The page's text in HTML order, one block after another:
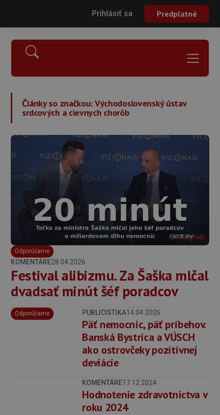
Prihlásiť sa Predplatné
Články so značkou:Východoslovenský ústav
srdcových a cievnych chorôb
Odporúčame
KOMENTÁRE28.04.2026
Festival alibizmu. Za Šaška mlčal
dvadsať minút šéf poradcov
Odporúčame PUBLICISTIKA14.04.2026
Päť nemocníc, päť príbehov.
Banská Bystrica a VÚSCH
ako ostrovčeky pozitívnej
deviácie
KOMENTÁRE17.12.2024
Hodnotenie zdravotníctva v
roku 2024